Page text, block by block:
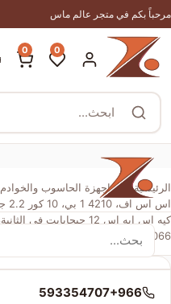
مرحباً بكم في متجر عالم ماس
0
0
الرئيسية
593354707+966
الرئيسية › اجهزة الحاسوب والخوادم
P20174-B21، LGA 2066